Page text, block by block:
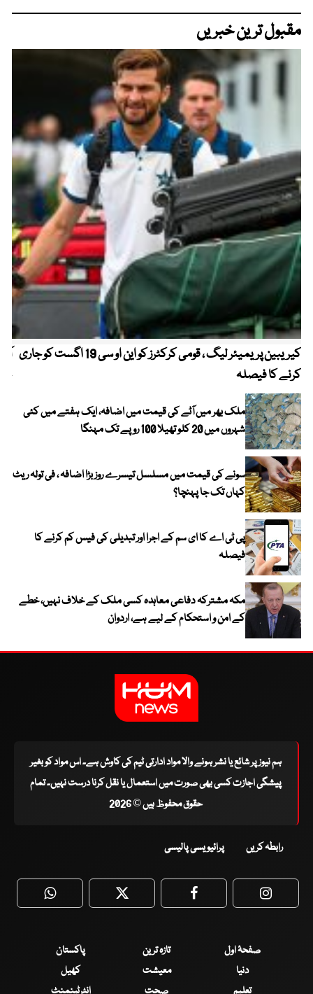
مقبول ترین خبریں
کیریبین پریمیئر لیگ ، قومی کرکٹرز کو این او سی 19 اگست کو جاری
کرنے کا فیصلہ
ملک بھر میں آٹے کی قیمت میں اضافہ، ایک ہفتے میں کئی
شہروں میں 20 کلو تھیلا 100 روپے تک مہنگا
سونے کی قیمت میں مسلسل تیسرے روز بڑا اضافہ ، فی تولہ ریٹ
کہاں تک جا پہنچا؟
پی ٹی اے کا ای سم کے اجرا اور تبدیلی کی فیس کم کرنے کا
فیصلہ
مکہ مشترکہ دفاعی معاہدہ کسی ملک کے خلاف نہیں، خطے
کے امن و استحکام کے لیے ہے، اردوان
ہم نیوز پر شائع یا نشر ہونے والا مواد ادارتی ٹیم کی کاوش ہے۔ اس مواد کو بغیر
پیشگی اجازت کسی بھی صورت میں استعمال یا نقل کرنا درست نہیں۔ تمام
حقوق محفوظ ہیں © 2026
رابطہ کریں پرائیویسی پالیسی
WhatsApp Twitter Facebook
صفحۂ اول تازہ ترین
پاکستان
دنیا
معیشت
کھیل